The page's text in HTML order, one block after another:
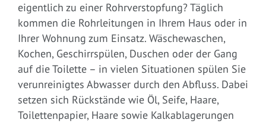
eigentlich zu einer Rohrverstopfung? Täglich
kommen die Rohrleitungen in Ihrem Haus oder in
Ihrer Wohnung zum Einsatz. Wäschewaschen,
Kochen, Geschirrspülen, Duschen oder der Gang
auf die Toilette – in vielen Situationen spülen Sie
verunreinigtes Abwasser durch den Abfluss. Dabei
setzen sich Rückstände wie Öl, Seife, Haare,
Toilettenpapier, Haare sowie Kalkablagerungen